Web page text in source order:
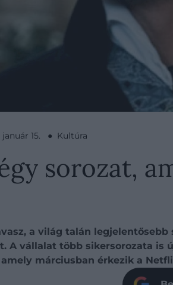
január 15. ● Kultúra
sorozat,
a világ talán
A vállalat több sikersorozata is
márciusban érkezik a